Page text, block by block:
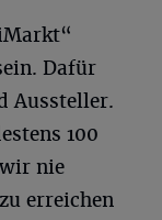
Dafür
Aussteller.
100
nie
erreichen